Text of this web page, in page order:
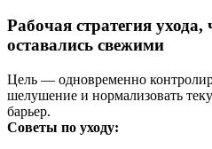
Рабочая стратегия
оставались свежими
Цель — одновременно
шелушение и нормализовать
барьер.
Советы по уходу: